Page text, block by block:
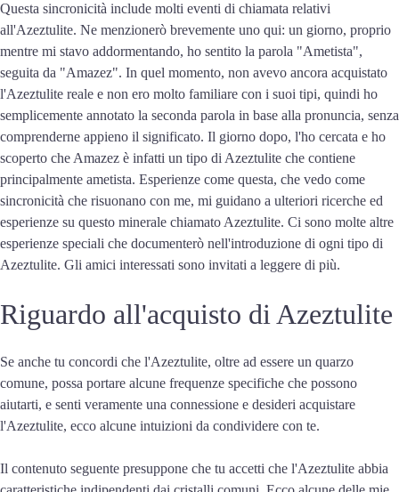
Questa sincronicità include molti eventi di chiamata relativi
all'Azeztulite. Ne menzionerò brevemente uno qui: un giorno, proprio
mentre mi stavo addormentando, ho sentito la parola "Ametista",
seguita da "Amazez". In quel momento, non avevo ancora acquistato
l'Azeztulite reale e non ero molto familiare con i suoi tipi, quindi ho
semplicemente annotato la seconda parola in base alla pronuncia, senza
comprenderne appieno il significato. Il giorno dopo, l'ho cercata e ho
scoperto che Amazez è infatti un tipo di Azeztulite che contiene
principalmente ametista. Esperienze come questa, che vedo come
sincronicità che risuonano con me, mi guidano a ulteriori ricerche ed
esperienze su questo minerale chiamato Azeztulite. Ci sono molte altre
esperienze speciali che documenterò nell'introduzione di ogni tipo di
Azeztulite. Gli amici interessati sono invitati a leggere di più.
Riguardo all'acquisto di Azeztulite
Se anche tu concordi che l'Azeztulite, oltre ad essere un quarzo
comune, possa portare alcune frequenze specifiche che possono
aiutarti, e senti veramente una connessione e desideri acquistare
l'Azeztulite, ecco alcune intuizioni da condividere con te.
Il contenuto seguente presuppone che tu accetti che l'Azeztulite abbia